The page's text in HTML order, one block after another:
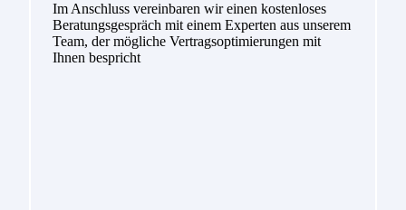
Im Anschluss vereinbaren wir einen kostenloses
Beratungsgespräch mit einem Experten aus unserem
Team, der mögliche Vertragsoptimierungen mit
Ihnen bespricht